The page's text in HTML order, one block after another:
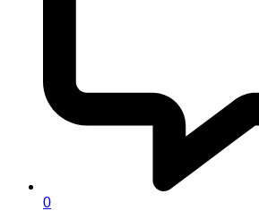
0